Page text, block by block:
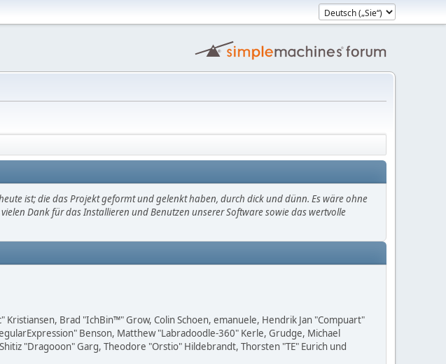
ist; die das Projekt geformt und gelenkt haben, durch dick und dünn. Es wäre ohne
Dank für das Installieren und Benutzen unserer Software sowie das wertvolle
Brad "IchBin™" Grow, Colin Schoen, emanuele, Hendrik Jan "Compuart"
Benson, Matthew "Labradoodle-360" Kerle, Grudge, Michael
"Dragooon" Garg, Theodore "Orstio" Hildebrandt, Thorsten "TE" Eurich und